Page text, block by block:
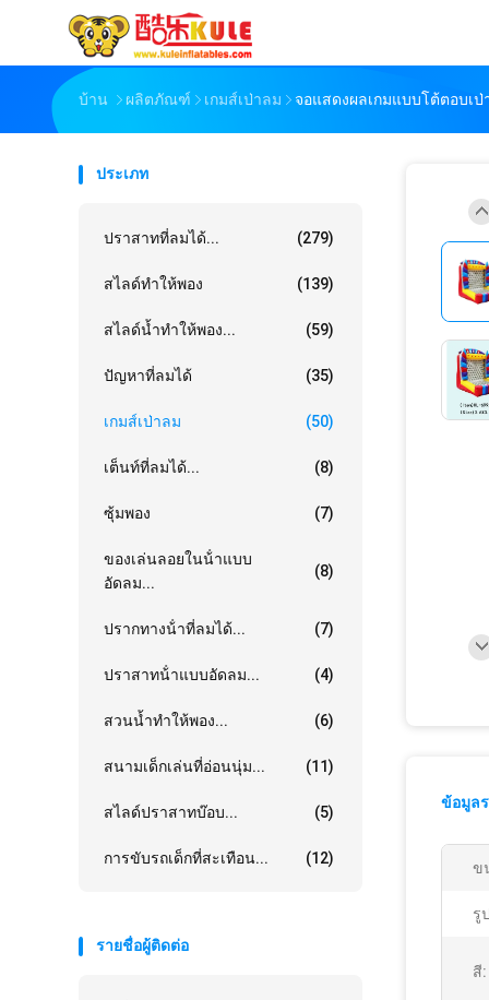
บ้าน ผลิตภัณฑ์ เกมส์เป่าลม จอแสดงผลเกมแบบโต้ตอบเ
ประเภท
ปราสาทที่ลมได้... (279)
สไลด์ทำให้พอง (139)
สไลด์น้ำทำให้พอง... (59)
ปัญหาที่ลมได้ (35)
เกมส์เป่าลม (50)
เต็นท์ที่ลมได้... (8)
ซุ้มพอง (7)
ของเล่นลอยในน้ําแบบ
อัดลม...
(8)
ปรากทางน้ําที่ลมได้... (7)
ปราสาทน้ําแบบอัดลม... (4)
สวนน้ำทำให้พอง... (6)
สนามเด็กเล่นที่อ่อนนุ่ม... (11)
สไลด์ปราสาทบ๊อบ... (5)
การขับรถเด็กที่สะเทือน... (12)
รายชื่อผู้ติดต่อ
ข้อมูล
ข
รู
สี: